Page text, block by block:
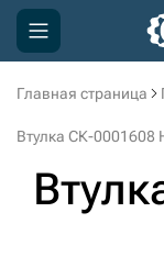
Главная страница
Втулка СК-0001608
Компания
Доставка и